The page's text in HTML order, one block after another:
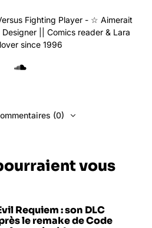
Fighting Player - ☆ Aimerait
|| Comics reader & Lara
since 1996
(0)
vous
Requiem : son DLC
le remake de Code